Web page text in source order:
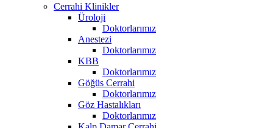
Cerrahi Klinikler
Üroloji
Doktorlarımız
Anestezi
Doktorlarımız
KBB
Doktorlarımız
Göğüs Cerrahi
Doktorlarımız
Göz Hastalıkları
Doktorlarımız